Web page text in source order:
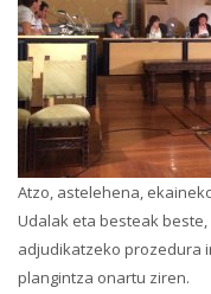
Atzo, astelehena,
Udalak eta besteak
adjudikatzeko prozedura
plangintza onartu ziren.